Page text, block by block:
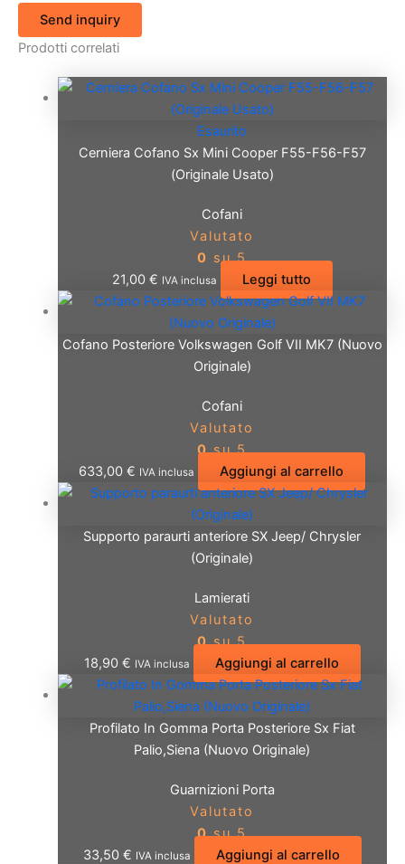
Send inquiry
Prodotti correlati
Esaurito
Cerniera Cofano Sx Mini Cooper F55-F56-F57
(Originale Usato)
Cofani
Valutato
0 su 5
21,00 € IVA inclusa Leggi tutto
Cofano Posteriore Volkswagen Golf VII MK7 (Nuovo
Originale)
Cofani
Valutato
0su 5
633,00€ IVA inclusa Aggiungi al carrello
Supporto paraurti anteriore SX Jeep/ Chrysler
(Originale)
Lamierati
Valutato
0su 5
18,90 € IVA inclusa Aggiungi al carrello
Profilato In Gomma Porta Posteriore Sx Fiat
Palio,Siena (Nuovo Originale)
Guarnizioni Porta
Valutato
0su 5
33,50 € IVA inclusa Aggiungi al carrello